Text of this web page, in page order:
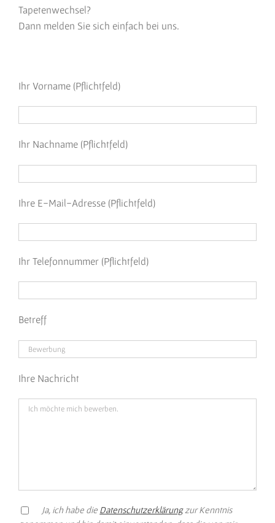
Tapetenwechsel?
Dann melden Sie sich einfach bei uns.
Ihr Vorname (Pflichtfeld)
Ihr Nachname (Pflichtfeld)
Ihre E-Mail-Adresse (Pflichtfeld)
Ihr Telefonnummer (Pflichtfeld)
Betreff
Ihre Nachricht
Ja, ich habe die Datenschutzerklärungzur Kenntnis